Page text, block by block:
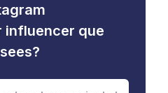
influencer que